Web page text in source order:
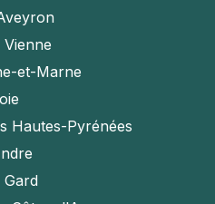
et-Marne
Hautes-Pyrénées
Gard